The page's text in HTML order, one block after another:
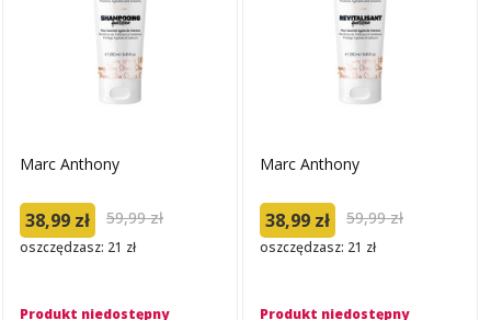
Marc Anthony
38,99 zł 59,99 zł
oszczędzasz: 21 zł
Produkt niedostępny
Marc Anthony
38,99 zł 59,99 zł
oszczędzasz: 21 zł
Produkt niedostępny